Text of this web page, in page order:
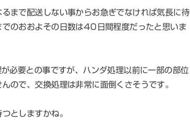
まで配送しない事からお急ぎでなければ気長に待
のおおよその日数は40日間程度だったと思いま
必要との事ですが、ハンダ処理以前に一部の部位
ので、交換処理は非常に面倒くさそうです。
としますかね。